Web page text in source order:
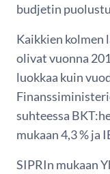
budjetin
Kaikkien kolmen
olivat vuonna
luokkaa kuin
suhteessa
mukaan 4,3 % ja
SIPRIn mukaan